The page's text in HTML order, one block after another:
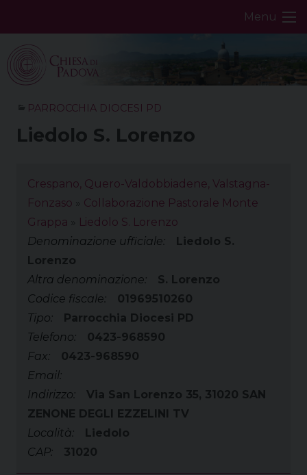
Menu
PARROCCHIA DIOCESI PD
Liedolo S. Lorenzo
Crespano, Quero-Valdobbiadene, Valstagna-
Fonzaso
Collaborazione Pastorale Monte
Grappa
Liedolo S. Lorenzo
Denominazione ufficiale:
Liedolo S.
Lorenzo
Altra denominazione:
S. Lorenzo
Codice fiscale:
01969510260
Tipo:
Parrocchia Diocesi PD
Telefono:
0423-968590
Fax:
0423-968590
Email:
Indirizzo:
Via San Lorenzo 35, 31020 SAN
ZENONE DEGLI EZZELINI TV
Località:
Liedolo
CAP:
31020